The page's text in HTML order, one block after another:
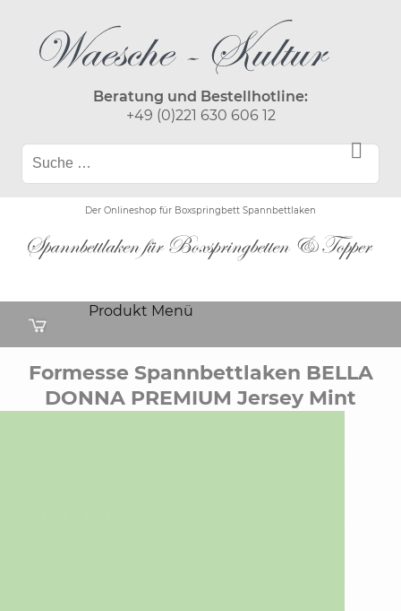
Beratung und Bestellhotline:
+49 (0)221 630 606 12
Der Onlineshop für Boxspringbett Spannbettlaken
Produkt Menü
Formesse Spannbettlaken BELLA
DONNA PREMIUM Jersey Mint